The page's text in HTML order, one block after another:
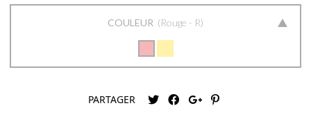
COULEUR Rouge - R
PARTAGER